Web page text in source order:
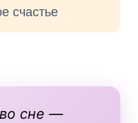
счастье
сне —